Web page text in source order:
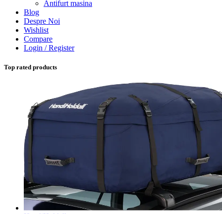
Antifurt masina
Blog
Despre Noi
Wishlist
Compare
Login / Register
Top rated products